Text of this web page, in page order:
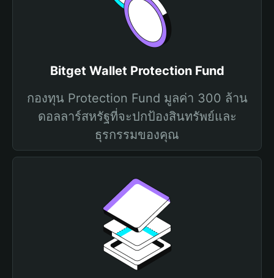
Bitget Wallet Protection Fund
กองทุน Protection Fund มูลค่า 300 ล้าน
ดอลลาร์สหรัฐที่จะปกป้องสินทรัพย์และ
ธุรกรรมของคุณ